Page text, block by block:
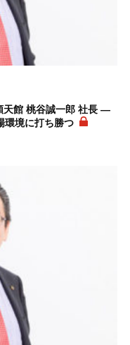
天館 桃谷誠一郎 社長 ―
環境に打ち勝つ